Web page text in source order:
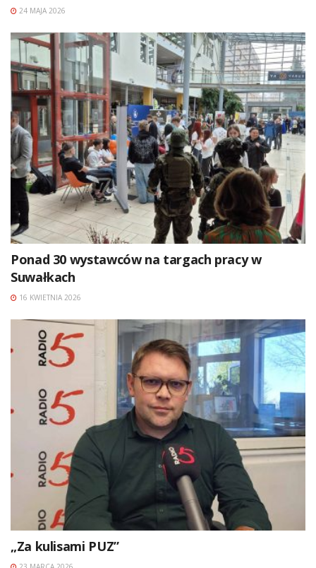
24 MAJA 2026
Ponad 30 wystawców na targach pracy w
Suwałkach
16 KWIETNIA 2026
„Za kulisami PUZ”